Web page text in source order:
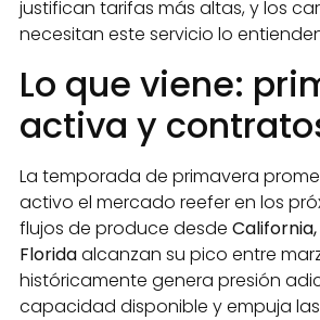
justifican tarifas más altas, y los
necesitan este servicio lo
Lo que viene:
activa y
La temporada de primavera
activo el mercado reefer en los
flujos de produce desde
Floridaalcanzan su pico entre
históricamente genera presión
capacidad disponible y empuja